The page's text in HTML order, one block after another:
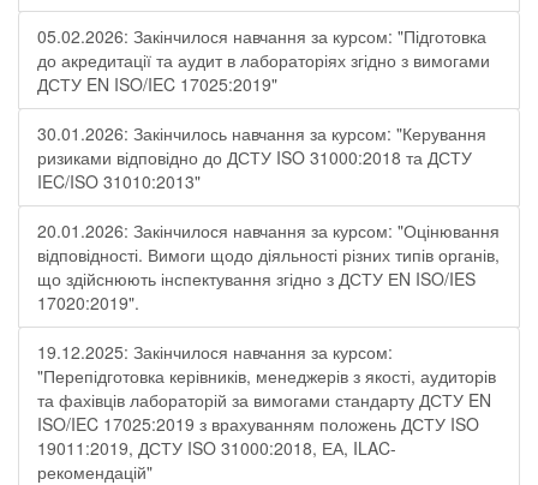
05.02.2026: Закінчилося навчання за курсом: "Підготовка
до акредитації та аудит в лабораторіях згідно з вимогами
ДСТУ EN ISO/IEC 17025:2019"
30.01.2026: Закінчилось навчання за курсом: "Керування
ризиками відповідно до ДСТУ ISO 31000:2018 та ДСТУ
IEC/ISO 31010:2013"
20.01.2026: Закінчилося навчання за курсом: "Оцінювання
відповідності. Вимоги щодо діяльності різних типів органів,
що здійснюють інспектування згідно з ДСТУ ЕN ISO/IES
17020:2019".
19.12.2025: Закінчилося навчання за курсом:
"Перепідготовка керівників, менеджерів з якості, аудиторів
та фахівців лабораторій за вимогами стандарту ДСТУ EN
ISO/IEC 17025:2019 з врахуванням положень ДСТУ ISO
19011:2019, ДСТУ ISO 31000:2018, ЕА, ILAC-
рекомендацій"